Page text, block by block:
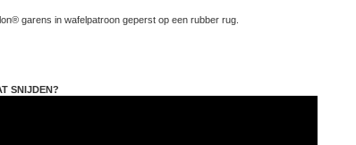
garens in wafelpatroon geperst op een rubber rug.
SNIJDEN?